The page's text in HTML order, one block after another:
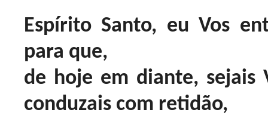
Espírito Santo, eu Vos
para que,
de hoje em diante, sejais
conduzais com retidão,